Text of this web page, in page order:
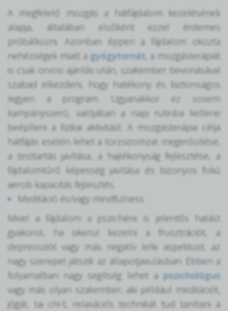
A megfelelő mozgás a hátfájdalom kezelésének
alapja, általában elsőként ezzel érdemes
próbálkozni. Azonban éppen a fájdalom okozta
nehézségek miatt a gyógytornát , a mozgásterápiát
is csak orvosi ajánlás után, szakember bevonásával
szabad elkezdeni, hogy hatékony és biztonságos
legyen a program. Ugyanakkor ez sosem
kampányszerű, valójában a napi rutinba kellene
beépíteni a fizikai aktivitást. A mozgásterápia célja
hátfájás esetén lehet a törzsizomzat megerősítése,
a testtartás javítása, a hajlékonyság fejlesztése, a
fájdalomtűrő képesség javítása és bizonyos fokú
aerob kapacitás fejlesztés.
Meditáció és/vagy mindfulness
Mivel a fájdalom a pszichére is jelentős hatást
gyakorol, ha sikerül kezelni a frusztrációt, a
depressziót vagy más negatív lelki aspektust, az
nagy szerepet játszik az állapotjavulásban. Ebben a
folyamatban nagy segítség lehet a pszichológus
vagy más olyan szakember, aki például meditációt,
jógát, tai chi-t, relaxációs technikát tud tanítani a